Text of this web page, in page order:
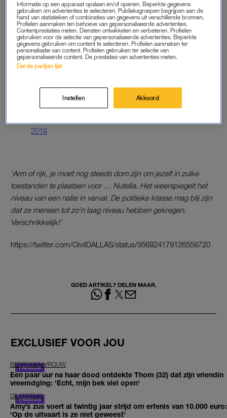
Twitter
Niet alleen wij zijn verbaasd over de Nutella-gekte. Deze
mensen op Twitter denken er ook het hunne van.
l’arrivée des clients 😭
pic.twitter.com/iTXgRWTq2t
2018
‘Arm of rijk, je moet nog steeds dom zijn om jezelf in zulke
toestanden te plaatsen voor … Nutella. Het weerspiegelt het
niveau van een natie in verval. De politieke klasse mag blij zijn
dat ze mensen tot zo’n laag niveau hebben gekregen.
Verschrikkelijk!’
https://twitter.com/OivilDALLAS/status/956824179126558720
GOED ARTIKEL? DELEN MAAR.
EXCLUSIEF VOOR JOU
BEDROGEN VROUW
Een paar uur na haar dood ontdekte Thom (32) dat zijn vriendin
vreemdging: 'Echt, mijn bek viel open'
DE ERFENIS
Amy’s zus voert al twintig jaar strijd om erfenis van 10.000 euro:
'Op de uitvaart is ze niet geweest'
Informatie op een apparaat opslaan en/of openen. Beperkte gegevens
gebruiken om advertenties te selecteren. Publieksgroepen begrijpen aan de
hand van statistieken of combinaties van gegevens uit verschillende bronnen.
Profielen aanmaken ten behoeve van gepersonaliseerde advertenties.
Contentprestaties meten. Diensten ontwikkelen en verbeteren. Profielen
gebruiken voor de selectie van gepersonaliseerde advertenties. Beperkte
gegevens gebruiken om content te selecteren. Profielen aanmaken ter
personalisatie van content. Profielen gebruiken ter selectie van
gepersonaliseerde content. De prestaties van advertenties meten.
Derde partijen lijst
Instellen Akkoord